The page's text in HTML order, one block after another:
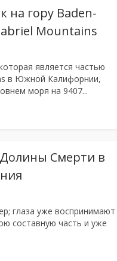
на гору Baden-
Mountains
является частью
в Южной Калифорнии,
моря на 9407...
Смерти в
глаза уже воспринимают
составную часть и уже